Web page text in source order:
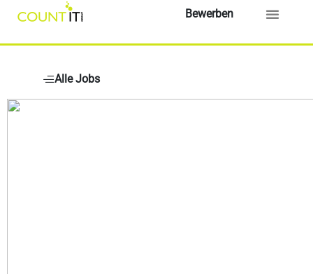
Bewerben
Alle Jobs